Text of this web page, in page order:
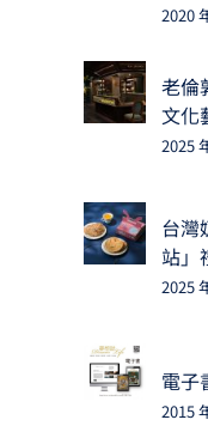
2020
老倫
文化
2025
台灣
站」
2025
電子
2015